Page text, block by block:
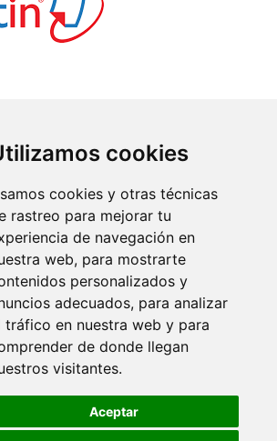
cookies
cookies y otras técnicas
rastreo para mejorar tu
de navegación en
web, para mostrarte
personalizados y
adecuados, para analizar
tráfico en nuestra web y para
de donde llegan
visitantes.
Aceptar
de uso|Política de
de cookies